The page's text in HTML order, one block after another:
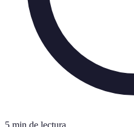
5 min de lectura